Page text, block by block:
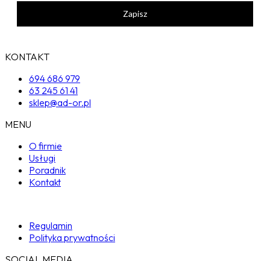
Zapisz
KONTAKT
694 686 979
63 245 61 41
sklep@ad-or.pl
MENU
O firmie
Usługi
Poradnik
Kontakt
Regulamin
Polityka prywatności